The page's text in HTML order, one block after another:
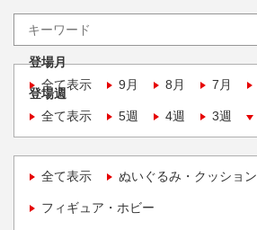
登場月
全て表示
9月 8月 7月
登場週
全て表示
5週 4週 3週
全て表示 ぬいぐるみ・クッション
フィギュア・ホビー